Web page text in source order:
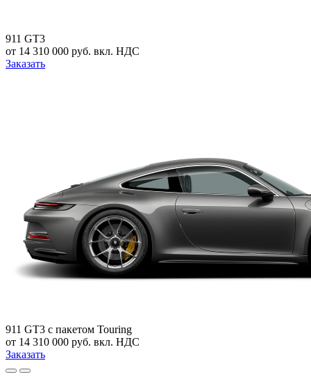
911 GT3
от 14 310 000 руб. вкл. НДС
Заказать
911 GT3 с пакетом Touring
от 14 310 000 руб. вкл. НДС
Заказать